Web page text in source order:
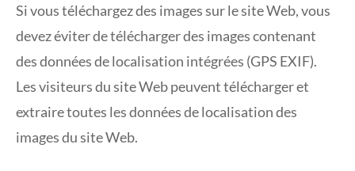
Si vous téléchargez des images sur le site Web, vous
devez éviter de télécharger des images contenant
des données de localisation intégrées (GPS EXIF).
Les visiteurs du site Web peuvent télécharger et
extraire toutes les données de localisation des
images du site Web.